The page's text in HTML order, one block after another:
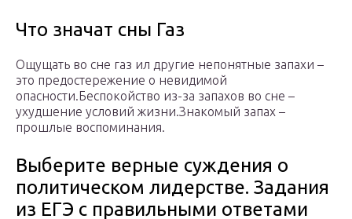
Что значат сны Газ
Ощущать во сне газ ил другие непонятные запахи –
это предостережение о невидимой
опасности.Беспокойство из-за запахов во сне –
ухудшение условий жизни.Знакомый запах –
прошлые воспоминания.
Выберите верные суждения о
политическом лидерстве. Задания
из ЕГЭ с правильными ответами